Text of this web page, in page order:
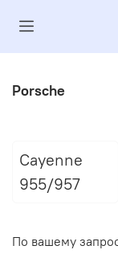
Porsche
Cayenne
955/957
По вашему